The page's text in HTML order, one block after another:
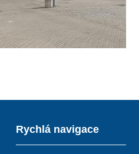
Rychlá navigace